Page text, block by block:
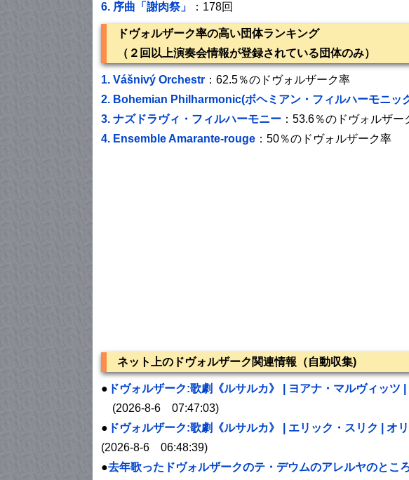
6. 序曲「謝肉祭」 ：178回
ドヴォルザーク率の高い団体ランキング
（２回以上演奏会情報が登録されている団体のみ）
1. Vášnivý Orchestr ：62.5％のドヴォルザーク率
2. Bohemian Philharmonic(ボヘミアン・フィルハーモニッ
3. ナズドラヴィ・フィルハーモニー ：53.6％のドヴォルザー
4. Ensemble Amarante-rouge ：50％のドヴォルザーク率
ネット上のドヴォルザーク関連情報（自動収集)
● ドヴォルザーク:歌劇《ルサルカ》 | ヨアナ・マルヴィッ
(2026-8-6 07:47:03)
● ドヴォルザーク:歌劇《ルサルカ》 | エリック・スリク | オ
(2026-8-6 06:48:39)
●去年歌った ドヴォルザークのテ・デウムのアレルヤのとこ